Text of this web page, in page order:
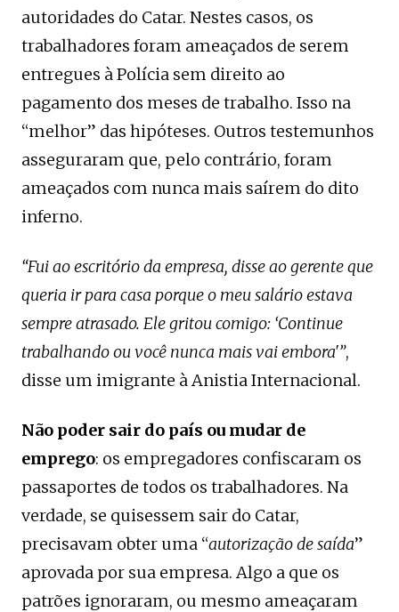
autoridades do Catar. Nestes casos, os
trabalhadores foram ameaçados de serem
entregues à Polícia sem direito ao
pagamento dos meses de trabalho. Isso na
“melhor” das hipóteses. Outros testemunhos
asseguraram que, pelo contrário, foram
ameaçados com nunca mais saírem do dito
inferno.
“Fui ao escritório da empresa, disse ao gerente que
queria ir para casa porque o meu salário estava
sempre atrasado. Ele gritou comigo: ‘Continue
trabalhando ou você nunca mais vai embora'”,
disse um imigrante à Anistia Internacional.
Não poder sair do país ou mudar de
emprego: os empregadores confiscaram os
passaportes de todos os trabalhadores. Na
verdade, se quisessem sair do Catar,
precisavam obter uma “autorização de saída”
aprovada por sua empresa. Algo a que os
patrões ignoraram, ou mesmo ameaçaram